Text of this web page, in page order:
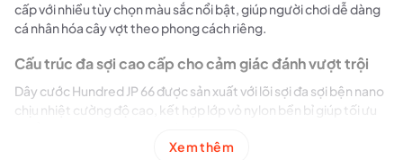
cấp với nhiều tùy chọn màu sắc nổi bật, giúp người chơi dễ dàng
cá nhân hóa cây vợt theo phong cách riêng.
Cấu trúc đa sợi cao cấp cho cảm giác đánh vượt trội
Dây cước Hundred JP 66 được sản xuất với lõi sợi đa sợi bện nano
chịu nhiệt cường độ cao, kết hợp lớp vỏ nylon bền bỉ giúp tối ưu
Xem thêm